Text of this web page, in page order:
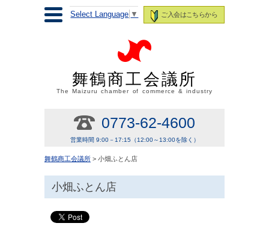
ご入会はこちらから
Select Language ▼
舞鶴商工会議所
The Maizuru chamber of commerce & industry
0773-62-4600
営業時間 9:00－17:15（12:00～13:00を除く）
舞鶴商工会議所 > 小畑ふとん店
小畑ふとん店